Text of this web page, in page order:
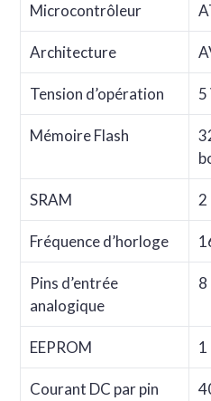
Microcontrôleur
Architecture
Tension d’opération 5
Mémoire Flash
SRAM 2
Fréquence d’horloge
Pins d’entrée
analogique
8
EEPROM 1
Courant DC par pin